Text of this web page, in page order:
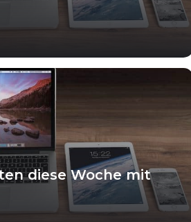
diese Woche mit